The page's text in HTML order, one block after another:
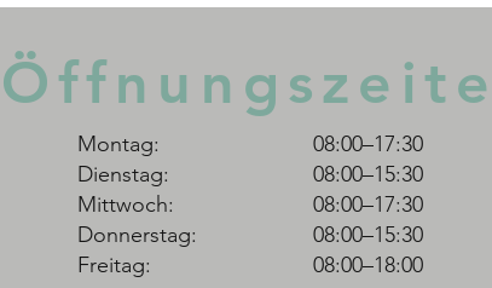
finden. Teil 2
Montag:
Dienstag:
Mittwoch:
Donnerstag:
Freitag:
08:00–17:30
08:00–15:30
08:00–17:30
08:00–15:30
08:00–18:00